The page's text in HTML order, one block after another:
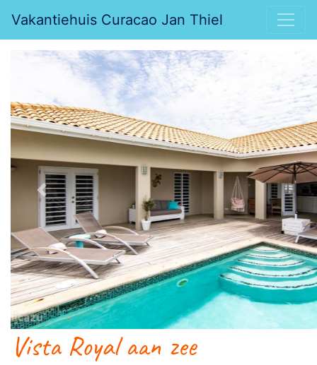
Vakantiehuis Curacao Jan Thiel
Previous
Vista Royal aan zee